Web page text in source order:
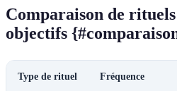
Comparaison de
objectifs
Type de rituel Fréquence